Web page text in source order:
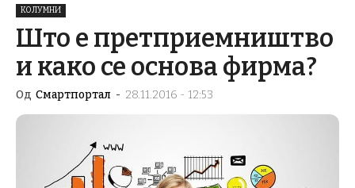
КОЛУМНИ
Што е претприемништво
и како се основа фирма?
Од Смартпортал - 28.11.2016 - 12:53